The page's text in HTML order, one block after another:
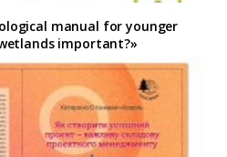
manual for younger
important?»